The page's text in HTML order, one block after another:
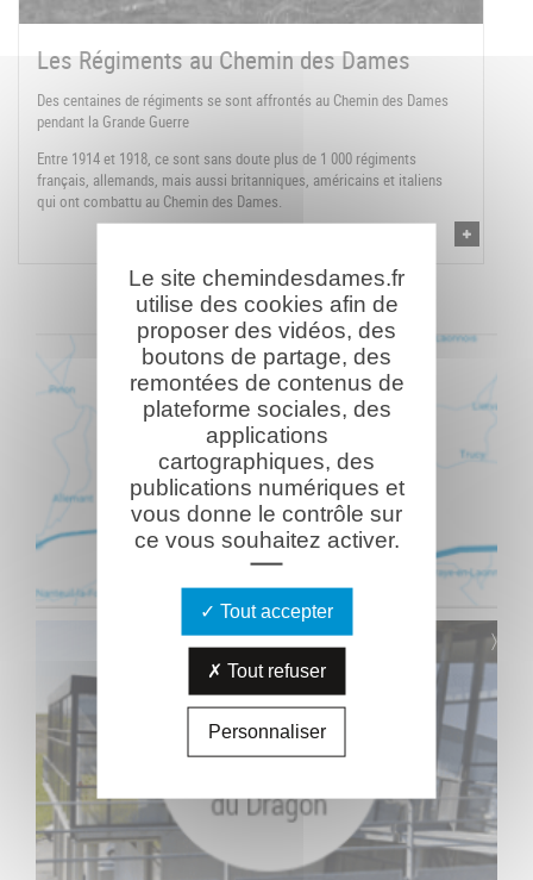
Les Régiments au Chemin des Dames
Des centaines de régiments se sont affrontés au Chemin des Dames
pendant la Grande Guerre
Entre 1914 et 1918, ce sont sans doute plus de 1 000 régiments
français, allemands, mais aussi britanniques, américains et italiens
qui ont combattu au Chemin des Dames.
Le site chemindesdames.fr
utilise des cookies afin de
proposer des vidéos, des
boutons de partage, des
remontées de contenus de
plateforme sociales, des
applications
cartographiques, des
publications numériques et
vous donne le contrôle sur
ce vous souhaitez activer.
Tout accepter
Tout refuser
Personnaliser